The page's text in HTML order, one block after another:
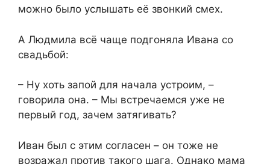
можно было услышать её звонкий смех.
А Людмила всё чаще подгоняла Ивана со
свадьбой:
– Ну хоть запой для начала устроим, –
говорила она. – Мы встречаемся уже не
первый год, зачем затягивать?
Иван был с этим согласен – он тоже не
возражал против такого шага. Однако мама